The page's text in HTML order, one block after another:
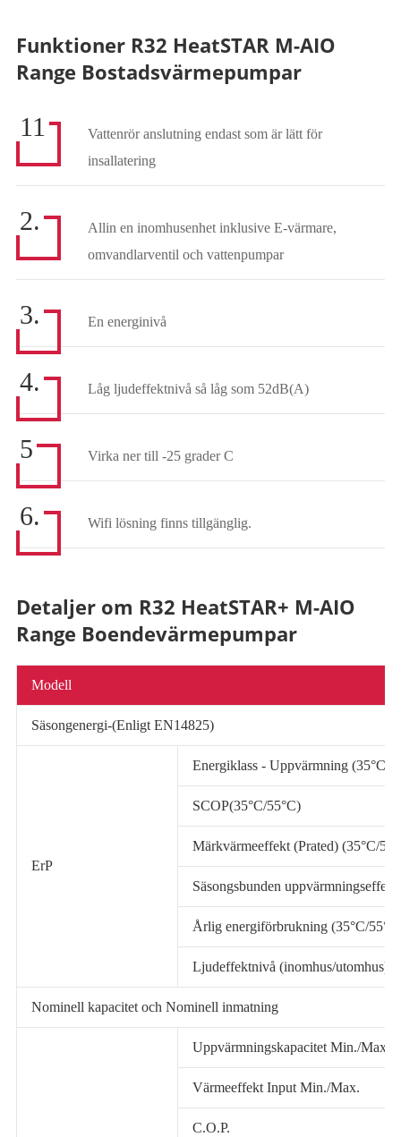
Funktioner R32 HeatSTAR M-AIO
Range Bostadsvärmepumpar
11
Vattenrör anslutning endast som är lätt för
insallatering
2.
Allin en inomhusenhet inklusive E-värmare,
omvandlarventil och vattenpumpar
3. En energinivå
4. Låg ljudeffektnivå så låg som 52dB(A)
5 Virka ner till -25 grader C
6. Wifi lösning finns tillgänglig.
Detaljer om R32 HeatSTAR+ M-AIO
Range Boendevärmepumpar
Modell
Säsongenergi-(Enligt EN14825)
ErP
Energiklass - Uppvärmning (35°C/
SCOP(35°C/55°C)
Märkvärmeeffekt (Prated) (35°C/
Säsongsbunden
Årlig energiförbrukning (35°C/
Ljudeffektnivå (inomhus/utomhus)
Nominell kapacitet och Nominell inmatning
Uppvärmningskapacitet Min./Max
Värmeeffekt Input Min./Max.
C.O.P.